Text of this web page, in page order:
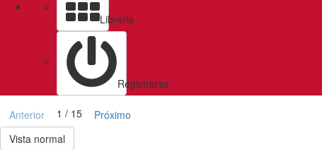
Libreria
Registrarse
Anterior 1 / 15
Próximo
Vista normal